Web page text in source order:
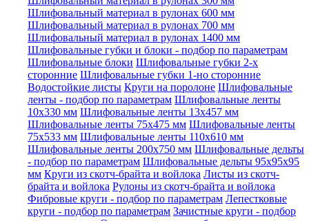
Шлифовальный материал в рулонах 600 мм
Шлифовальный материал в рулонах 700 мм
Шлифовальный материал в рулонах 1400 мм
Шлифовальные губки и блоки - подбор по параметрам
Шлифовальные блоки Шлифовальные губки 2-х
сторонние Шлифовальные губки 1-но сторонние
Водостойкие листы Круги на поролоне Шлифовальные
ленты - подбор по параметрам Шлифовальные ленты
10x330 мм Шлифовальные ленты 13x457 мм
Шлифовальные ленты 75x475 мм Шлифовальные ленты
75x533 мм Шлифовальные ленты 110x610 мм
Шлифовальные ленты 200x750 мм Шлифовальные дельты
- подбор по параметрам Шлифовальные дельты 95x95x95
мм Круги из скотч-брайта и войлока Листы из скотч-
брайта и войлока Рулоны из скотч-брайта и войлока
Фибровые круги - подбор по параметрам Лепестковые
круги - подбор по параметрам Зачистные круги - подбор